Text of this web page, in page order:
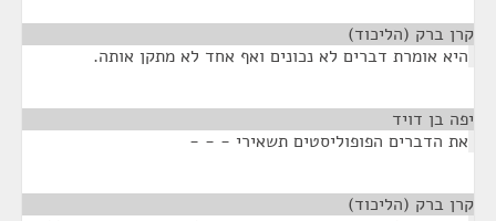
קרן ברק (הליכוד)
היא אומרת דברים לא נכונים ואף אחד לא מתקן אותה.
יפה בן דויד
את הדברים הפופוליסטים תשאירי - - -
קרן ברק (הליכוד)